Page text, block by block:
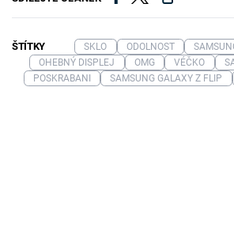
ŠTÍTKY SKLO ODOLNOST
OHEBNÝ DISPLEJ
OMG VÉČKO
POSKRABANI
SAMSUNG GALAXY Z FLIP